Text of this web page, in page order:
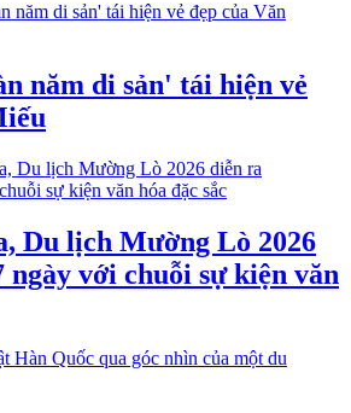
năm di sản' tái hiện vẻ
Du lịch Mường Lò 2026
với chuỗi sự kiện văn